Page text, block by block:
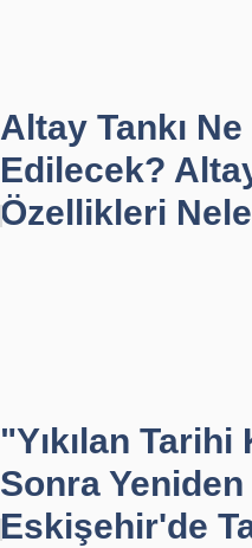
Altay Tankı
Edilecek?
Özellikleri
"Yıkılan Tarihi
Sonra
Eskişehir'de